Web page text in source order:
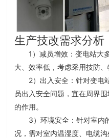
生产技改需求分析
1 ）减员增效 ：变电站大
大、效率低，考虑采用技防
2）出入安全 ：针对变电
员出入安全问题，宜在周界
的作用。
3 ）环境安全：针对室内
况，需对室内温湿度、电缆沟